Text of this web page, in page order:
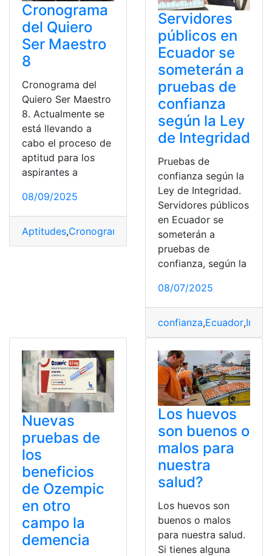
Cronograma
del Quiero
Ser Maestro
8
Cronograma del
Quiero Ser Maestro
8. Actualmente se
está llevando a
cabo el proceso de
aptitud para los
aspirantes a
08/09/2025
Aptitudes,Cronograma Docentes,Educación
Servidores
públicos en
Ecuador se
someterán a
pruebas de
confianza
según la Ley
de Integridad
Pruebas de
confianza según la
Ley de Integridad.
Servidores públicos
en Ecuador se
someterán a
pruebas de
confianza, según la
08/07/2025
confianza,Ecuador,
Nuevas
pruebas de
los
beneficios
de Ozempic
en otro
campo la
demencia
Los huevos
son buenos o
malos para
nuestra
salud?
Los huevos son
buenos o malos
para nuestra salud.
Si tienes alguna